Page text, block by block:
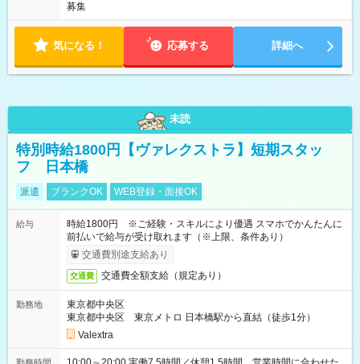
募集
気になる！ 応募する 詳細へ
未読
特別時給1800円【ヴァレクストラ】短期スタッ
フ 日本橋
派遣 ブランクOK WEB登録・面接OK
給与
時給1800円 ※ご経験・スキルにより優遇 スマホでかんたんに
前払いで給与が受け取れます（※上限、条件あり）
交通費別途支給あり
交通費 交通費全額支給（規定あり）
勤務地
東京都中央区
東京都中央区 東京メトロ 日本橋駅から直結（徒歩1分）
Valextra